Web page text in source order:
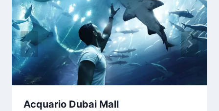
Acquario Dubai Mall